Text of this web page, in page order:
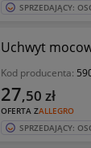
SPRZEDAJĄCY:
Uchwyt
Kod producenta:
OFERTA ZALLEGRO
27,50 zł
SPRZEDAJĄCY: